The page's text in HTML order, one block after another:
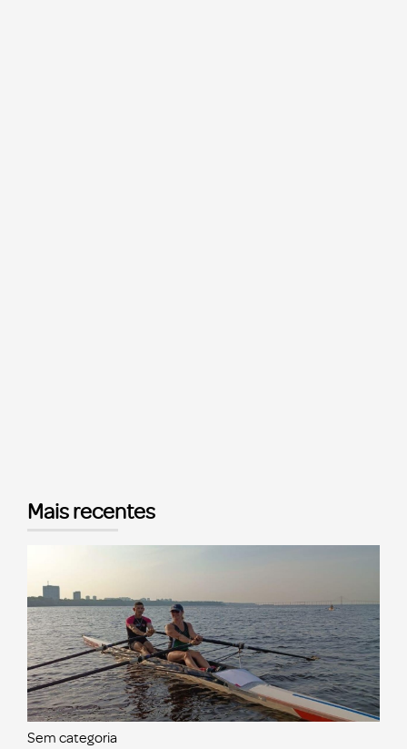
Mais recentes
Sem categoria